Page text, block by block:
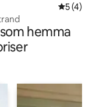
5 av 5 i
5 (4)
hemma